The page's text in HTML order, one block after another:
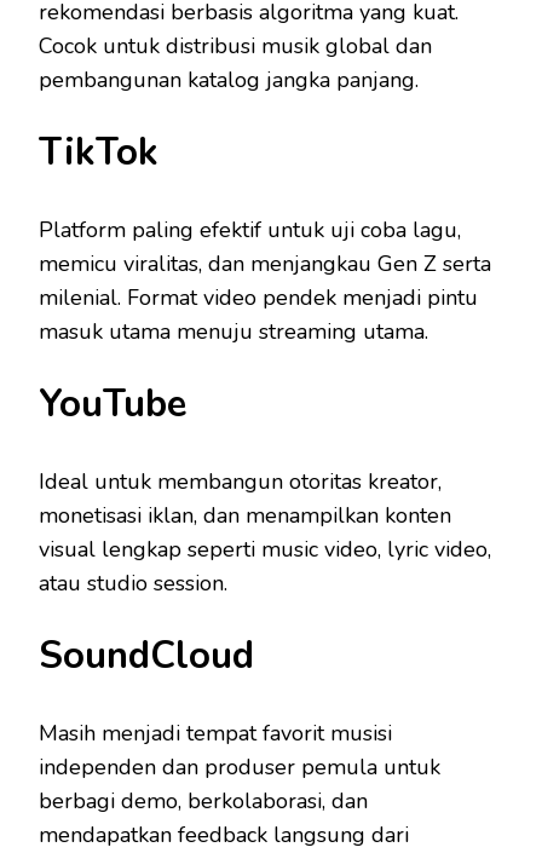
rekomendasi berbasis algoritma yang kuat.
Cocok untuk distribusi musik global dan
pembangunan katalog jangka panjang.
TikTok
Platform paling efektif untuk uji coba lagu,
memicu viralitas, dan menjangkau Gen Z serta
milenial. Format video pendek menjadi pintu
masuk utama menuju streaming utama.
YouTube
Ideal untuk membangun otoritas kreator,
monetisasi iklan, dan menampilkan konten
visual lengkap seperti music video, lyric video,
atau studio session.
SoundCloud
Masih menjadi tempat favorit musisi
independen dan produser pemula untuk
berbagi demo, berkolaborasi, dan
mendapatkan feedback langsung dari